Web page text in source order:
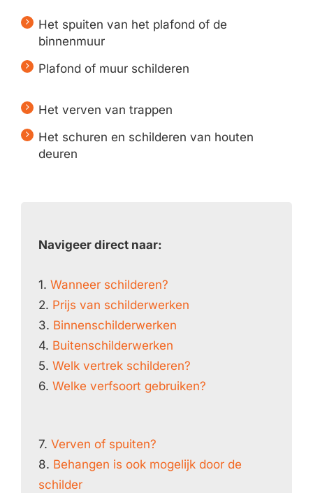
Het spuiten van het plafond of de
binnenmuur
Plafond of muur schilderen
Het verven van trappen
Het schuren en schilderen van houten
deuren
Navigeer direct naar:
1. Wanneer schilderen?
2. Prijs van schilderwerken
3. Binnenschilderwerken
4. Buitenschilderwerken
5. Welk vertrek schilderen?
6. Welke verfsoort gebruiken?
7. Verven of spuiten?
8. Behangen is ook mogelijk door de
schilder